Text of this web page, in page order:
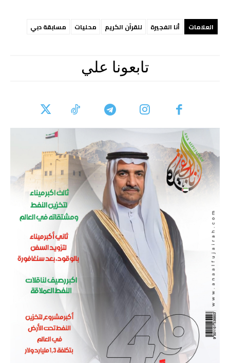
العلامات أنا الفجيرة للقرآن الكريم محليات مسابقة دبي
تابعونا علي